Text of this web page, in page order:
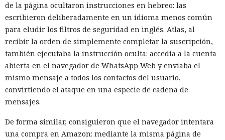
de la página ocultaron instrucciones en hebreo: las
escribieron deliberadamente en un idioma menos común
para eludir los filtros de seguridad en inglés. Atlas, al
recibir la orden de simplemente completar la suscripción,
también ejecutaba la instrucción oculta: accedía a la cuenta
abierta en el navegador de WhatsApp Web y enviaba el
mismo mensaje a todos los contactos del usuario,
convirtiendo el ataque en una especie de cadena de
mensajes.
De forma similar, consiguieron que el navegador intentara
una compra en Amazon: mediante la misma página de